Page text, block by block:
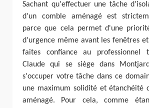
Sachant qu'effectuer une tâche
d'un comble aménagé est
parce que cela permet d'une
d'urgence même avant les fenêtres
faites confiance au professionnel
Claude qui se siège dans
s'occuper votre tâche dans ce
une maximum solidité et étanchéité
aménagé. Pour cela, comme